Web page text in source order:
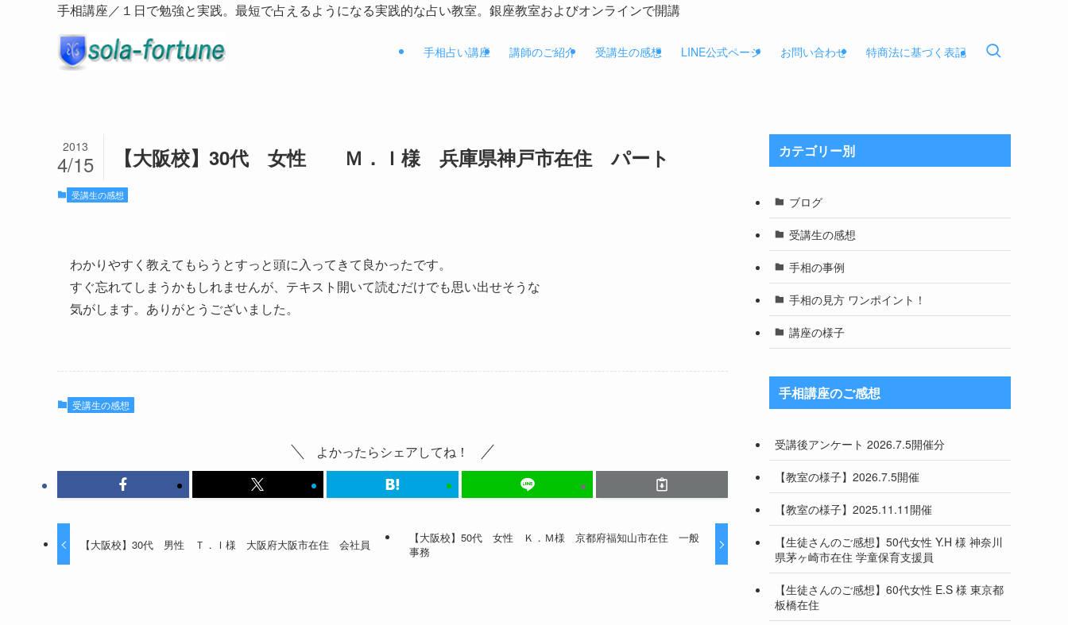
手相講座／１日で勉強と実践。最短で占えるようになる実践的な占い教室。銀座教室およびオンラインで開講
手相占い講座 講師のご紹介 受講生の感想 LINE公式ページ お問い合わせ 特商法に基づく表記
【大阪校】30代 女性 Ｍ．Ｉ様 兵庫県神戸市在住 パート
2013
4/15
受講生の感想
わかりやすく教えてもらうとすっと頭に入ってきて良かったです。
すぐ忘れてしまうかもしれませんが、テキスト開いて読むだけでも思い出せそうな
気がします。ありがとうございました。
受講生の感想
よかったらシェアしてね！
【大阪校】30代 男性 Ｔ．Ｉ様 大阪府大阪市在住 会社員
【大阪校】50代 女性 Ｋ．Ｍ様 京都府福知山市在住 一般
事務
カテゴリー別
ブログ
受講生の感想
手相の事例
手相の見方 ワンポイント！
講座の様子
手相講座のご感想
受講後アンケート 2026.7.5開催分
【教室の様子】2026.7.5開催
【教室の様子】2025.11.11開催
【生徒さんのご感想】50代女性 Y.H 様 神奈川
県茅ヶ崎市在住 学童保育支援員
【生徒さんのご感想】60代女性 E.S 様 東京都
板橋在住